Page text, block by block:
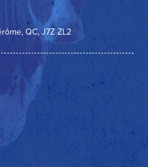
QC, J7Z ZL2